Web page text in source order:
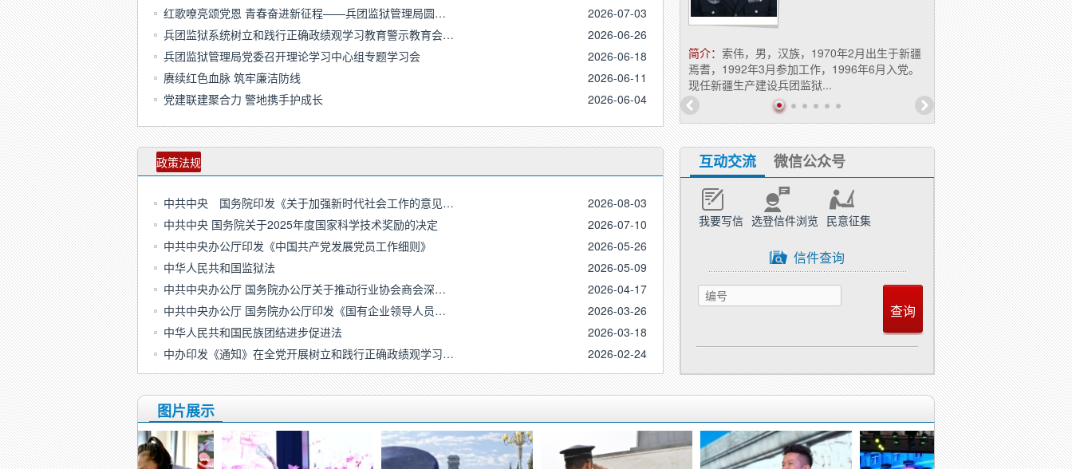
2026-07-03
红歌嘹亮颂党恩 青春奋进新征程——兵团监狱管理局圆…
2026-06-26
兵团监狱系统树立和践行正确政绩观学习教育警示教育会…
2026-06-18
兵团监狱管理局党委召开理论学习中心组专题学习会
2026-06-11
赓续红色血脉 筑牢廉洁防线
2026-06-04
党建联建聚合力 警地携手护成长
杨丽，女，汉族，1969年5月出生于山西
晋城，1987年9月参加工作，1994年6月入党。
现任新疆生产建设兵团监狱...
简介： 索伟，男，汉族，1970年2月出生于新疆
焉耆，1992年3月参加工作，1996年6月入党。
现任新疆生产建设兵团监狱...
简介：丁忠臣，男，汉族，
新疆库尔勒，1988年10月
入党。现任新疆生产建设兵...
政策法规
2026-08-03
中共中央 国务院印发《关于加强新时代社会工作的意见…
2026-07-10
中共中央 国务院关于2025年度国家科学技术奖励的决定
2026-05-26
中共中央办公厅印发《中国共产党发展党员工作细则》
2026-05-09
中华人民共和国监狱法
2026-04-17
中共中央办公厅 国务院办公厅关于推动行业协会商会深…
2026-03-26
中共中央办公厅 国务院办公厅印发《国有企业领导人员…
2026-03-18
中华人民共和国民族团结进步促进法
2026-02-24
中办印发《通知》在全党开展树立和践行正确政绩观学习…
互动交流 微信公众号
我要写信 选登信件浏览 民意征集
信件查询
图片展示